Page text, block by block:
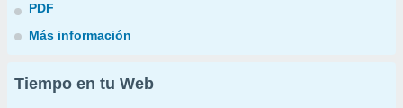
PDF
Más información
Tiempo en tu Web